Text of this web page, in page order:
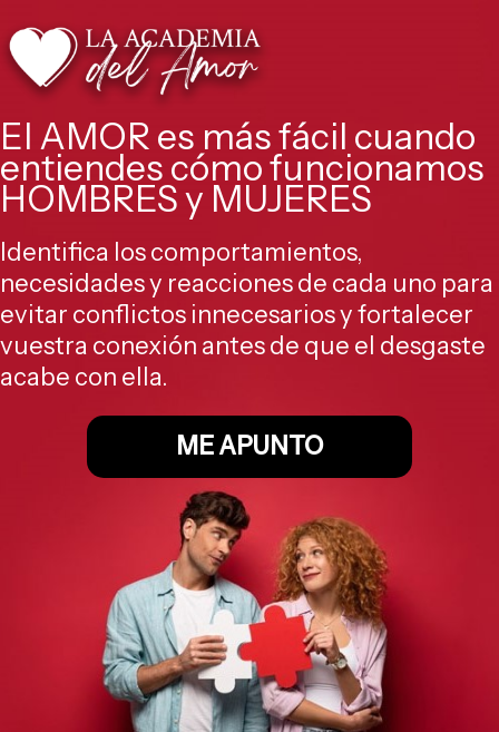
al
contenido
El AMOR es más fácil cuando
entiendes cómo funcionamos
HOMBRES y MUJERES
Identifica los comportamientos,
necesidades y reacciones de cada uno para
evitar conflictos innecesarios y fortalecer
vuestra conexión antes de que el desgaste
acabe con ella.
ME APUNTO